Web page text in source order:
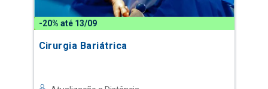
-20% até 13/09
Cirurgia Bariátrica